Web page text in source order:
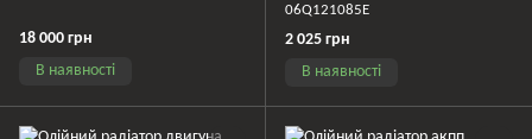
18 000 грн
В наявності
06Q121085E
2 025 грн
В наявності